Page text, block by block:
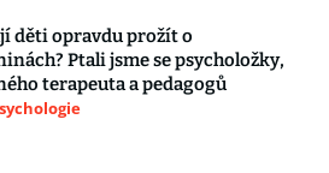
děti opravdu prožít o
Ptali jsme se psycholožky,
terapeuta a pedagogů